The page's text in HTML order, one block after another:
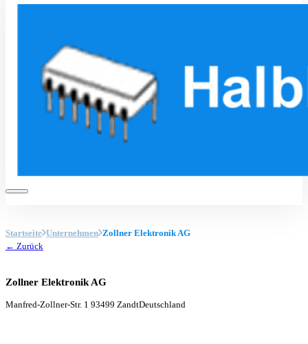
Startseite Unternehmen Zollner Elektronik AG
← Zurück
Zollner Elektronik AG
Manfred-Zollner-Str. 1 93499 ZandtDeutschland